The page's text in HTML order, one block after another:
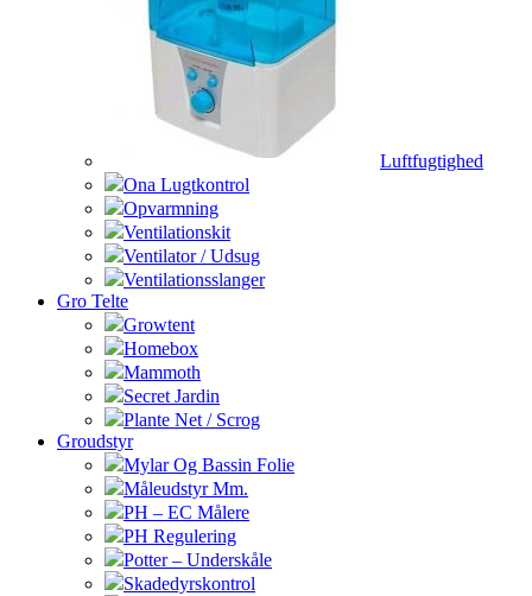
Luftfugtighed
Ona Lugtkontrol
Opvarmning
Ventilationskit
Ventilator / Udsug
Ventilationsslanger
Gro Telte
Growtent
Homebox
Mammoth
Secret Jardin
Plante Net / Scrog
Groudstyr
Mylar Og Bassin Folie
Måleudstyr Mm.
PH – EC Målere
PH Regulering
Potter – Underskåle
Skadedyrskontrol